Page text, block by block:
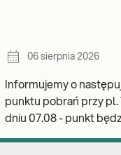
06 sierpnia 2026
Informujemy o
punktu pobrań przy pl.
dniu 07.08 - punkt będzie